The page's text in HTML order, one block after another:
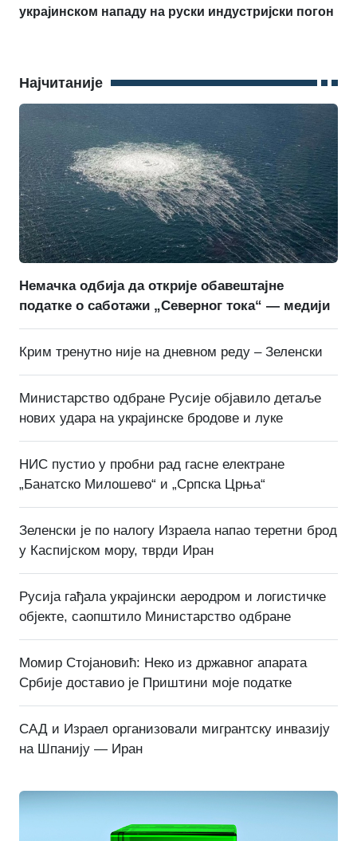
украјинском нападу на руски индустријски погон
Најчитаније
Немачка одбија да открије обавештајне
податке о саботажи „Северног тока“ — медији
Крим тренутно није на дневном реду – Зеленски
Министарство одбране Русије објавило детаље
нових удара на украјинске бродове и луке
НИС пустио у пробни рад гасне електране
„Банатско Милошево“ и „Српска Црња“
Зеленски је по налогу Израела напао теретни брод
у Каспијском мору, тврди Иран
Русија гађала украјински аеродром и логистичке
објекте, саопштило Министарство одбране
Момир Стојановић: Неко из државног апарата
Србије доставио је Приштини моје податке
САД и Израел организовали мигрантску инвазију
на Шпанију — Иран